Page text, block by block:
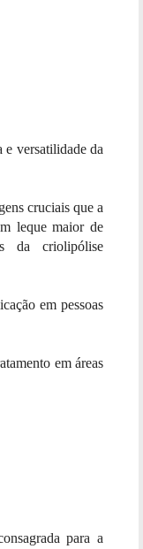
e versatilidade da
cruciais que a
leque maior de
da criolipólise
em pessoas
em áreas
para a